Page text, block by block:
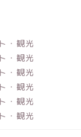
・観光
・観光
・観光
・観光
・観光
・観光